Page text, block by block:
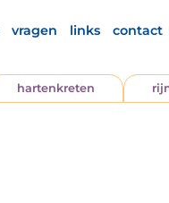
vragen links contact
hartenkreten